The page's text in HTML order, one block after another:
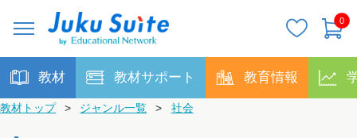
0
教材 教材サポート 教育情報
教材トップ > ジャンル一覧 > 社会